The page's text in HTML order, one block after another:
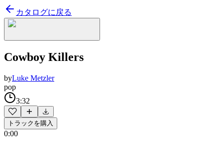
カタログに戻る
Cowboy Killers
byLuke Metzler
pop
3:32
トラックを購入
0:00